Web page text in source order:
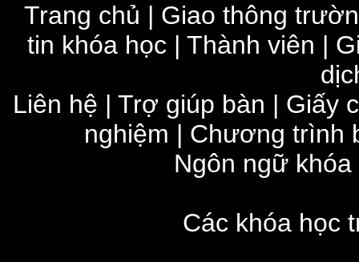
Trang chủ | Giao thông
tin khóa học | Thành viên |
Liên hệ | Trợ giúp bàn | Giấy
nghiệm | Chương trình
Ngôn ngữ khóa
Các khóa học